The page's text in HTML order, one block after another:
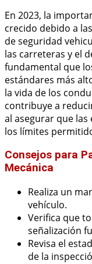
En 2023, la
crecido debido a
de seguridad
las carreteras y el
fundamental que
estándares más
la vida de los
contribuye a
al asegurar que
los límites
Consejos para
Mecánica
Realiza un
vehículo.
Verifica que
señalización
Revisa el
de la